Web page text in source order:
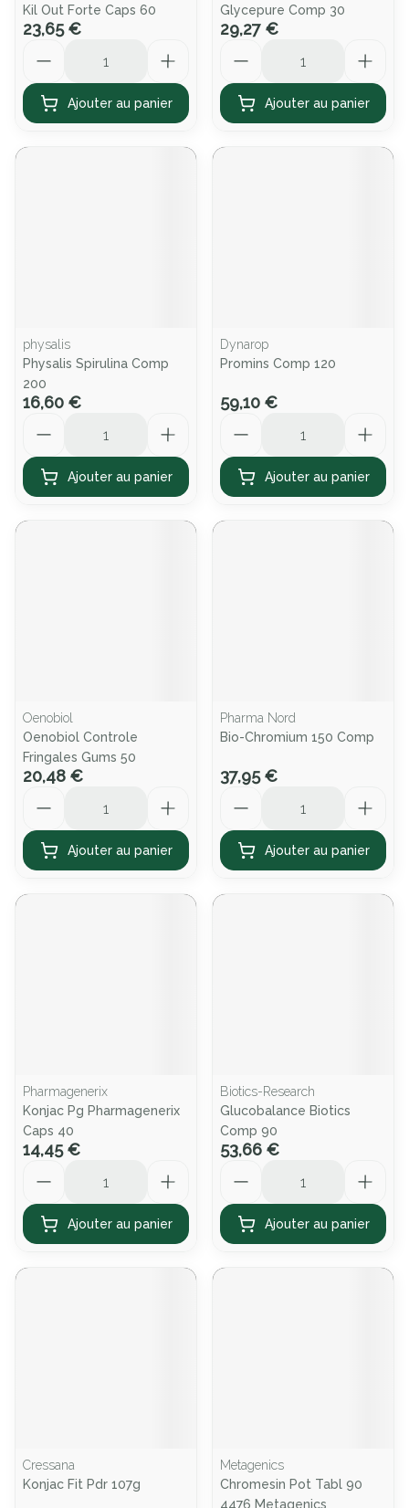
Kil Out Forte Caps 60
23,65 €
Ajouter au panier
Glycepure Comp 30
29,27 €
Ajouter au panier
physalis
Physalis Spirulina Comp
200
16,60 €
Ajouter au panier
Dynarop
Promins Comp 120
59,10 €
Ajouter au panier
Oenobiol
Oenobiol Controle
Fringales Gums 50
20,48 €
Ajouter au panier
Pharma Nord
Bio-Chromium 150 Comp
37,95 €
Ajouter au panier
Pharmagenerix
Konjac Pg Pharmagenerix
Caps 40
14,45 €
Ajouter au panier
Biotics-Research
Glucobalance Biotics
Comp 90
53,66 €
Ajouter au panier
Cressana
Konjac Fit Pdr 107g
Metagenics
Chromesin Pot Tabl 90
4476 Metagenics